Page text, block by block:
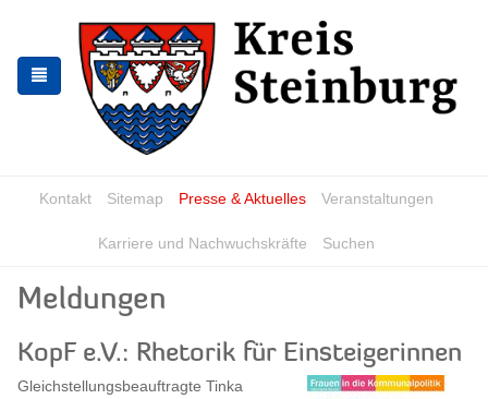
springen
springen
Kontakt Sitemap Presse & Aktuelles Veranstaltungen
Karriere und Nachwuchskräfte Suchen
Meldungen
KopF e.V.: Rhetorik für Einsteigerinnen
Gleichstellungsbeauftragte Tinka